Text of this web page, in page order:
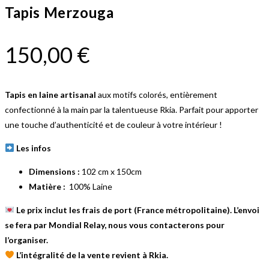
Tapis Merzouga
150,00 €
Tapis en laine artisanal aux motifs colorés, entièrement
confectionné à la main par la talentueuse Rkia. Parfait pour apporter
une touche d’authenticité et de couleur à votre intérieur !
Les infos
Dimensions : 102 cm x 150cm
Matière : 100% Laine
Le prix inclut les frais de port (France métropolitaine). L’envoi
se fera par Mondial Relay, nous vous contacterons pour
l’organiser.
L’intégralité de la vente revient à Rkia.